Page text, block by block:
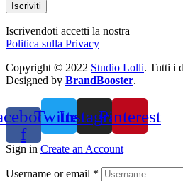
Iscriviti
Iscrivendoti accetti la nostra
Politica sulla Privacy
Copyright © 2022 Studio Lolli. Tutti i
Designed by BrandBooster.
f
TwitterInstagramPinterest
Sign in Create an Account
Username or email *